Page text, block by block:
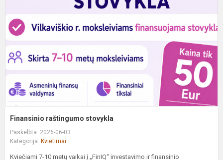
Finansinio raštingumo stovykla
Paskelbta: 2026-06-03
Kategorija: Kvietimai
Kviečiami 7-10 metų vaikai į „FinIQ“ investavimo ir finansinio